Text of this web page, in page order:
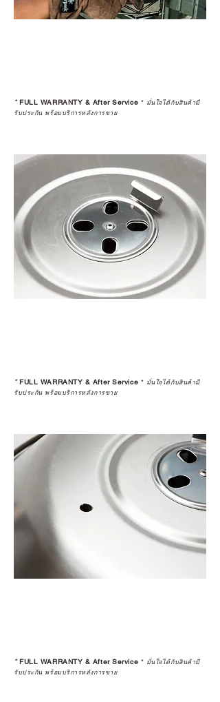
*FULL WARRANTY & After Service * มั่นใจได้กับสินค้ามี
รับประกัน พร้อมบริการหลังการขาย
*FULL WARRANTY & After Service * มั่นใจได้กับสินค้ามี
รับประกัน พร้อมบริการหลังการขาย
*FULL WARRANTY & After Service * มั่นใจได้กับสินค้ามี
รับประกัน พร้อมบริการหลังการขาย